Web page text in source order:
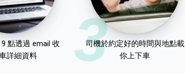
點透過 email 收
詳細資料
3
司機於約定好的時間與地點載
你上下車